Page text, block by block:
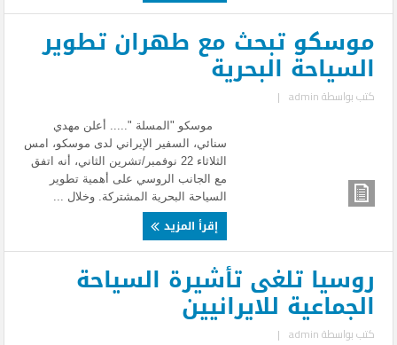
موسكو تبحث مع طهران تطوير
السياحة البحرية
كتب بواسطةadmin
|
موسكو "المسلة "..... أعلن مهدي
سنائي، السفير الإيراني لدى موسكو، امس
الثلاثاء 22 نوفمبر/تشرين الثاني، أنه اتفق
مع الجانب الروسي على أهمية تطوير
السياحة البحرية المشتركة. وخلال ...
إقرأ المزيد
روسيا تلغى تأشيرة السياحة
الجماعية للايرانيين
كتب بواسطةadmin
|